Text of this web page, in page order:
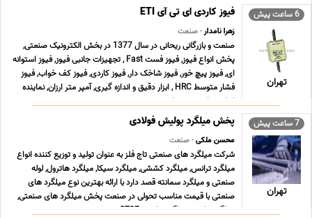
6 ساعت پیش
تهران
فیوز کاردی ای تی آی ETI
زهرا نامدار- صنعت
صنعت و بازرگانی ریحانی در سال 1377 در بخش الکترونیک صنعتی,
پخش انواع فیوز, فیوز فست Fast , تجهیزات جانبی فیوز, فیوز استوانه
ای, فیوز پیچ خور, فیوز شاخک دار, فیوز کاردی, فیوز کف خواب, فیوز
فشار متوسط HRC , ابزار دقیق و اندازه گیری, آمپر متر ارزان, نماینده
اینکودر, اینورتر, ‎پروژکت ... ...
7 ساعت پیش
تهران
پخش میلگرد پولیش فولادی
محسن ملکی- صنعت
شرکت میلگرد های صنعتی تاج فلز به عنوان تولید و توزیع کننده انواع
میلگرد ترانس, میلگرد کششی, میلگرد سیکا, میلگرد هاترول, لوله
صنعتی و میلگرد سمانته قصد دارد با ارائه بهترین نوع میلگرد های
صنعتی با قیمت مناسب تحولی در صنعت پخش میلگرد های صنعتی,
میلگرد ترانس, میلگرد ترانسی ST37 , می ... ...